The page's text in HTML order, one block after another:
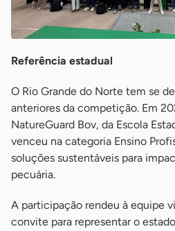
Referência estadual
O Rio Grande do Norte tem se
anteriores da competição. Em
NatureGuard Bov, da Escola
venceu na categoria Ensino
soluções sustentáveis para
pecuária.
A participação rendeu à equipe
convite para representar o